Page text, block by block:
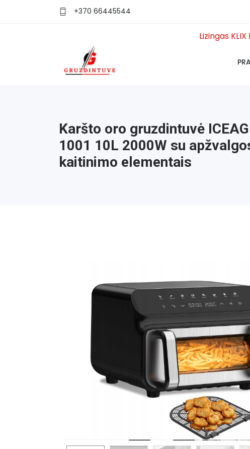
+370 66445544
Lizingas
Karšto oro gruzdintuvė
1001 10L 2000W su
kaitinimo elementais